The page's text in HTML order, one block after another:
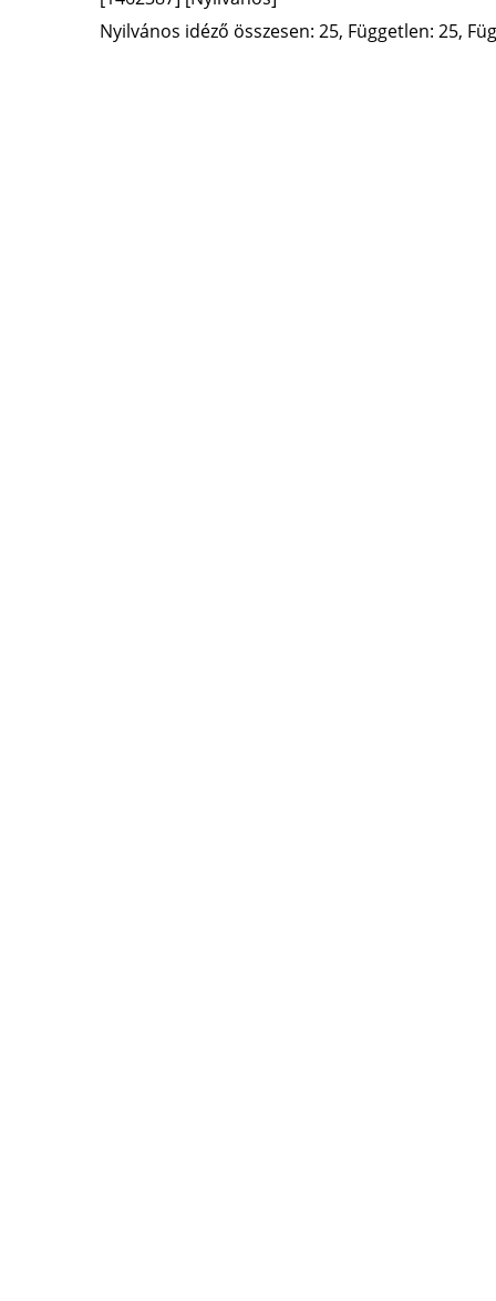
Nyilvános idéző összesen: 25, Független: 25,